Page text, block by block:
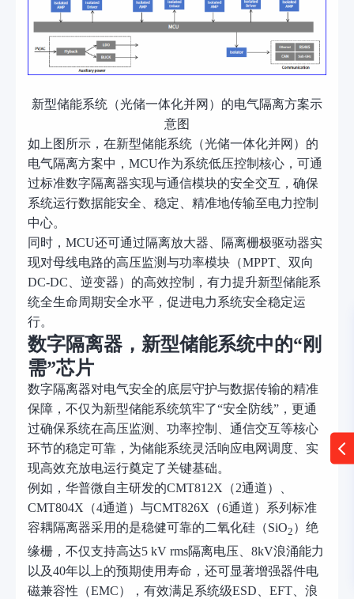
新型储能系统（光储一体化并网）的电气隔离方案示
意图
如上图所示，在新型储能系统（光储一体化并网）的
电气隔离方案中， MCU作为系统低压控制核心， 可通
过标准数字隔离器实现与通信模块的安全交互，确保
系统运行数据能安全、稳定、精准地传输至电力控制
中心。
同时， MCU还可通过隔离放大器、隔离栅极驱动器实
现对母线电路的高压监测与功率模块（MPPT、双向
DC-DC、逆变器）的高效控制，有力提升新型储能系
统全生命周期安全水平，促进电力系统安全稳定运
行。
数字隔离器，新型储能系统中的“刚
需”芯片
数字隔离器对电气安全的底层守护与数据传输的精准
保障，不仅为新型储能系统筑牢了“安全防线”，更通
过确保系统在高压监测、功率控制、通信交互等核心
环节的稳定可靠，为储能系统灵活响应电网调度、实
现高效充放电运行奠定了关键基础。
例如，华普微自主研发的CMT812X（2通道）、
CMT804X（4通道）与CMT826X（6通道）系列标准
容耦隔离器采用的是稳健可靠的二氧化硅（SiO2 ）绝
缘栅，不仅支持高达5 kV rms隔离电压、8kV浪涌能力
以及40年以上的预期使用寿命，还可显著增强器件电
磁兼容性（EMC），有效满足系统级ESD、EFT、浪